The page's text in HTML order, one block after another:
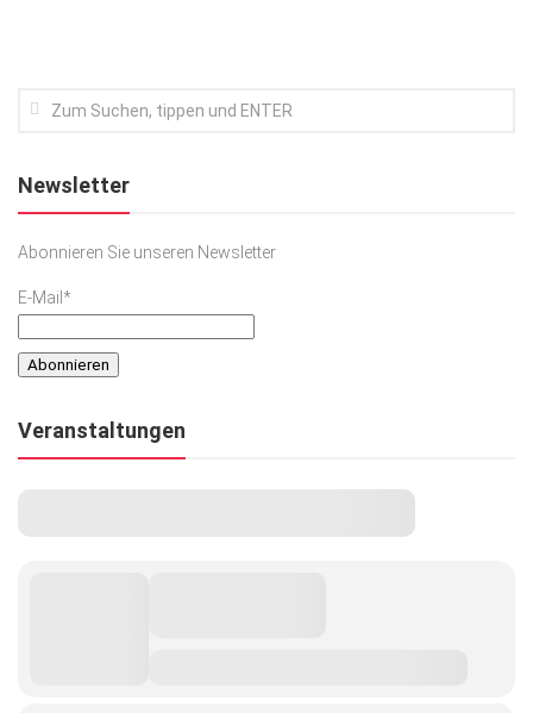
Newsletter
Abonnieren Sie unseren Newsletter
E-Mail*
Veranstaltungen